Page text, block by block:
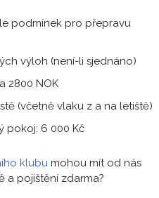
podmínek pro přepravu
výloh (není-li sjednáno)
2800 NOK
(včetně vlaku z a na letiště)
pokoj: 6 000 Kč
klubu mohou mít od nás
a pojištění zdarma?